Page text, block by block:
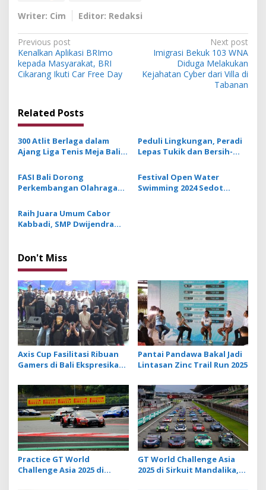
Writer: Cim
Editor: Redaksi
P
o
s
n
a
v
i
g
a
t
i
n
Previous post
Kenalkan Aplikasi BRImo
kepada Masyarakat, BRI
Cikarang Ikuti Car Free Day
Next post
Imigrasi Bekuk 103 WNA
Diduga Melakukan
Kejahatan Cyber dari Villa di
Tabanan
Related Posts
300 Atlit Berlaga dalam
Ajang Liga Tenis Meja Bali
STIKOM Bali
Peduli Lingkungan, Peradi
Lepas Tukik dan Bersih-
FASI Bali Dorong
Perkembangan Olahraga
Aero Wisata di Pulau
Dewata
Festival Open Water
Swimming 2024 Sedot
Raih Juara Umum Cabor
Kabbadi, SMP Dwijendra
Don't Miss
Axis Cup Fasilitasi Ribuan
Gamers di Bali Ekspresikan
Pantai Pandawa Bakal Jadi
Lintasan Zinc Trail Run 2025
Practice GT World
Challenge Asia 2025 di
GT World Challenge Asia
2025 di Sirkuit Mandalika,